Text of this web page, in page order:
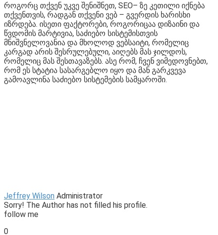
როგორც თქვენ უკვე შენიშნეთ, SEO– ზე კეთილი იქნება
თქვენთვის, რადგან თქვენი ვებ – გვერდის ხარისხი
იზრდება. ისეთი ფაქტორები, როგორიცაა დიზაინი და
წვდომის მარტივია, საძიებო სისტემისთვის
მნიშვნელოვანია და მხოლოდ ვებსაიტი, რომელიც
კარგად არის შესრულებული, აიღებს მას ჯილდოს,
რომელიც მას შესთავაზებს. ასე რომ, ჩვენ ვიმედოვნებთ,
რომ ეს სტატია სასარგებლო იყო და მან გარკვევა
გამოავლინა საძიებო სისტემების სამყაროში.
Jeffrey Wilson Administrator
Sorry! The Author has not filled his profile.
follow me
0